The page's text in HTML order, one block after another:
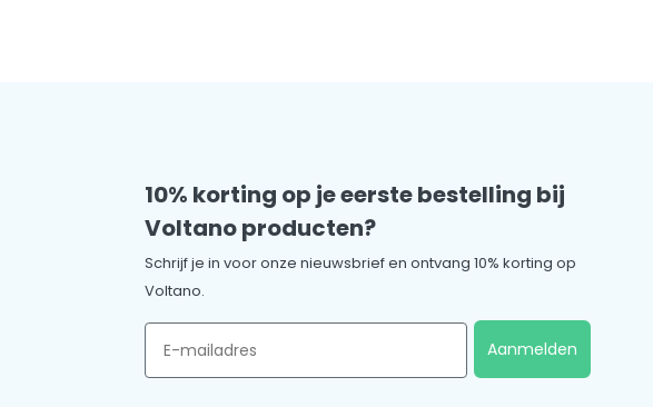
10% korting op je eerste bestelling bij
Voltano producten?
Schrijf je in voor onze nieuwsbrief en ontvang 10% korting op
Voltano.
Email
Aanmelden